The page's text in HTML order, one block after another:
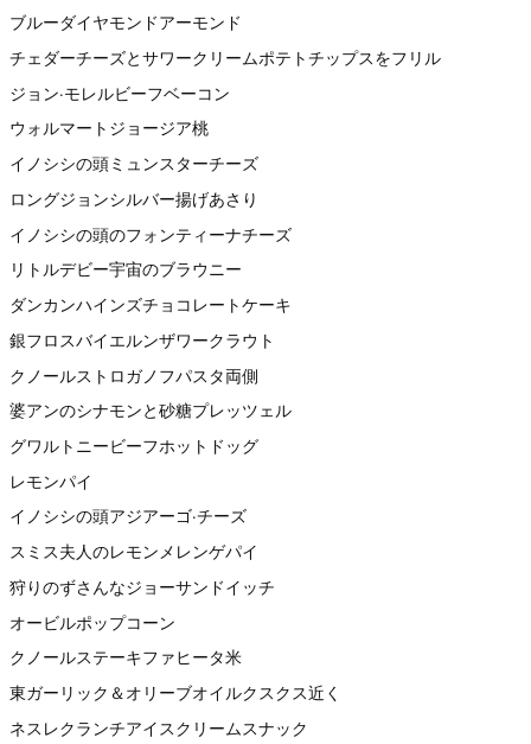
ブルーダイヤモンドアーモンド
チェダーチーズとサワークリームポテトチップスをフリル
ジョン·モレルビーフベーコン
ウォルマートジョージア桃
イノシシの頭ミュンスターチーズ
ロングジョンシルバー揚げあさり
イノシシの頭のフォンティーナチーズ
リトルデビー宇宙のブラウニー
ダンカンハインズチョコレートケーキ
銀フロスバイエルンザワークラウト
クノールストロガノフパスタ両側
婆アンのシナモンと砂糖プレッツェル
グワルトニービーフホットドッグ
レモンパイ
イノシシの頭アジアーゴ·チーズ
スミス夫人のレモンメレンゲパイ
狩りのずさんなジョーサンドイッチ
オービルポップコーン
クノールステーキファヒータ米
東ガーリック＆オリーブオイルクスクス近く
ネスレクランチアイスクリームスナック